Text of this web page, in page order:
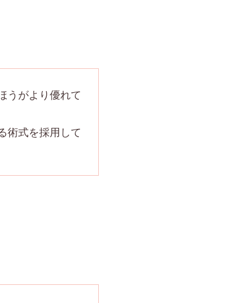
うがより優れて
術式を採用して